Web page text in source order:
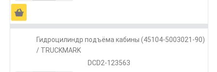
Ä
Гидроцилиндр подъёма кабины (45104-5003021-90)
/ TRUCKMARK
DCD2-123563